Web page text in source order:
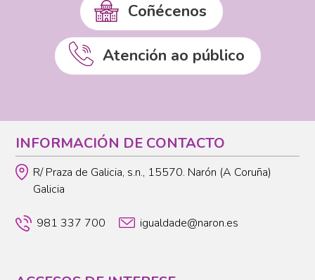
Coñécenos
Atención ao público
INFORMACIÓN DE CONTACTO
R/ Praza de Galicia, s.n., 15570. Narón (A Coruña)
Galicia
981 337 700 igualdade@naron.es